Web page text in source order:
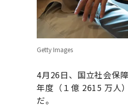
Getty Images
4月26日、国立社会保
年度（１億 2615 万人
だ。